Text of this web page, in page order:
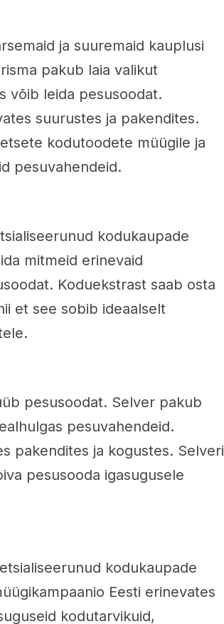
ja suuremaid kauplusi
pakub laia valikut
võib leida pesusoodat.
suurustes ja pakendites.
kodutoodete müügile ja
pesuvahendeid.
kodukaupade
mitmeid erinevaid
Koduekstrast saab osta
et see sobib ideaalselt
pesusoodat. Selver pakub
pesuvahendeid.
pakendites ja kogustes. Selveri
pesusooda igasugusele
kodukaupade
Eesti erinevates
kodutarvikuid,